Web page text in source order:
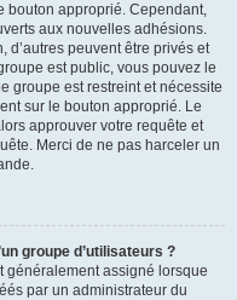
bouton approprié. Cependant,
aux nouvelles adhésions.
peuvent être privés et
est public, vous pouvez le
groupe est restreint et nécessite
sur le bouton approprié. Le
approuver votre requête et
Merci de ne pas harceler un
groupe d’utilisateurs ?
généralement assigné lorsque
par un administrateur du